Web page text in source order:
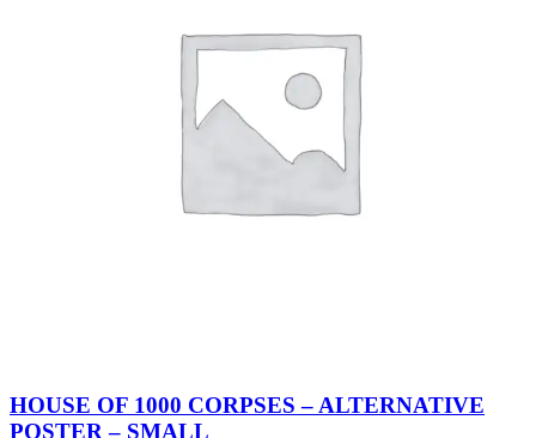
HOUSE OF 1000 CORPSES – ALTERNATIVE
POSTER – SMALL